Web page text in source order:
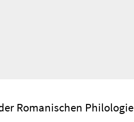
Romanischen Philologie